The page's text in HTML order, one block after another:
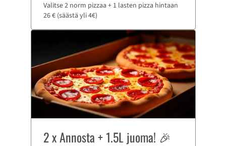
Valitse 2 norm pizzaa + 1 lasten pizza hintaan
26 € (säästä yli 4€)
2 x Annosta + 1.5L juoma! 🎉